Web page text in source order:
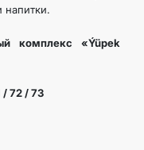
напитки.
комплекс «Ýüpek
/ 72 / 73